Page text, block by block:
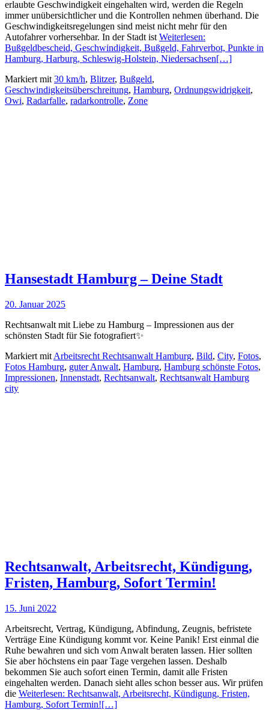
erlaubte Geschwindigkeit eingehalten wird, werden die Regeln
immer unübersichtlicher und die Kontrollen nehmen überhand. Die
Geschwindigkeitsregelungen sind meist nicht mehr für den
Autofahrer vorhersehbar. In der Stadt ist Weiterlesen:
Bußgeldbescheid, Geschwindigkeit, Bußgeld, Fahrverbot, Punkte in
Hamburg, Harburg, Schleswig-Holstein, Niedersachsen[…]
Markiert mit 30 km/h, Blitzer, Bußgeld,
Geschwindigkeitsüberschreitung, Hamburg, Ordnungswidrigkeit,
Owi, Radarfalle, radarkontrolle, Zone
Hansestadt Hamburg – Deine Stadt
20. Januar 2025
Rechtsanwalt mit Liebe zu Hamburg – Impressionen aus der
schönsten Stadt für Sie fotografiert✨
Markiert mit Arbeitsrecht Rechtsanwalt Hamburg, Bild, City, Fotos,
Fotos Hamburg, guter Anwalt, Hamburg, Hamburg schönste Fotos,
Impressionen, Innenstadt, Rechtsanwalt, Rechtsanwalt Hamburg
city
Rechtsanwalt, Arbeitsrecht, Kündigung,
Fristen, Hamburg, Sofort Termin!
15. Juni 2022
Arbeitsrecht, Vertrag, Kündigung, Abfindung, Zeugnis, befristete
Verträge Eine Kündigung kommt vor. Keine Panik! Erst einmal die
Ruhe bewahren und sich vom Anwalt beraten lassen. Hier sollten
Sie aber höchstens ein paar Tage vergehen lassen. Deshalb
bekommen Sie auch sofort einen Termin, damit alle Fristen
eingehalten werden. Danach sieht alles schon besser aus. Wir prüfen
die Weiterlesen: Rechtsanwalt, Arbeitsrecht, Kündigung, Fristen,
Hamburg, Sofort Termin![…]